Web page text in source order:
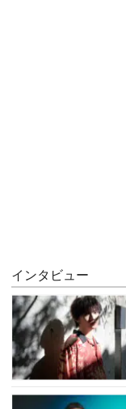
インタビュー